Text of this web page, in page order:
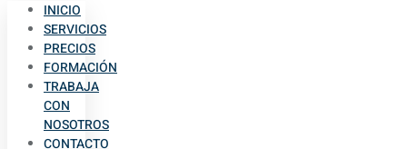
INICIO
SERVICIOS
PRECIOS
FORMACIÓN
TRABAJA
CON
NOSOTROS
CONTACTO